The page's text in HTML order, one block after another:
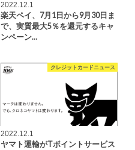
2022.12.1
楽天ペイ、7月1日から9月30日ま
で、実質最大5％を還元するキャ
ンペーン…
クレジットカードニュース
2022.12.1
ヤマト運輸がTポイントサービス